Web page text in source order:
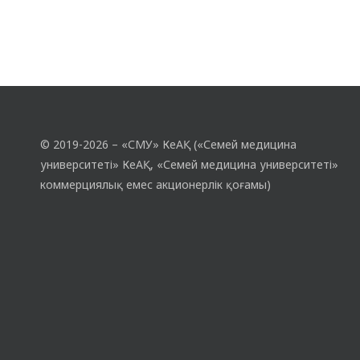
© 2019-2026 – «СМУ» КеАҚ («Семей медицина
университеті» КеАҚ, «Семей медицина университеті»
коммерциялық емес акционерлік қоғамы)